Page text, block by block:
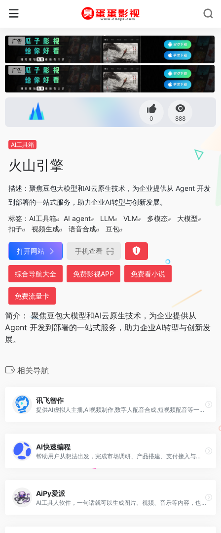
0 888
AI工具箱
火山引擎
描述：聚焦豆包大模型和AI云原生技术，为企业提供从 Agent 开发
到部署的一站式服务，助力企业AI转型与创新发展。
标签： AI工具箱 AI agent LLM VLM 多模态
大模型
扣子
视频生成 语音合成 豆包
打开网站 手机查看
综合导航大全 免费影视APP 免费看小说
免费流量卡
简介： 聚焦豆包大模型和AI云原生技术，为企业提供从
Agent 开发到部署的一站式服务，助力企业AI转型与创新发
展。
相关导航
讯飞智作
提供AI虚拟人主播,AI视频制作,数字人配音合成,短视频配音等一站式配音服务。
AI快速编程
帮助用户从想法出发，完成市场调研、产品搭建、支付接入与上线发布，做成可商业化网站的多智能体协作无代码编程平台。
AiPy爱派
AI工具人软件，一句话就可以生成图片、视频、音乐等内容，也可以一句话解决各种问题